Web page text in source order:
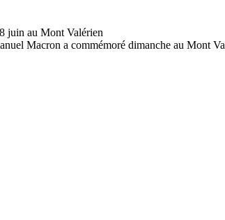
Macron a commémoré dimanche au Mont